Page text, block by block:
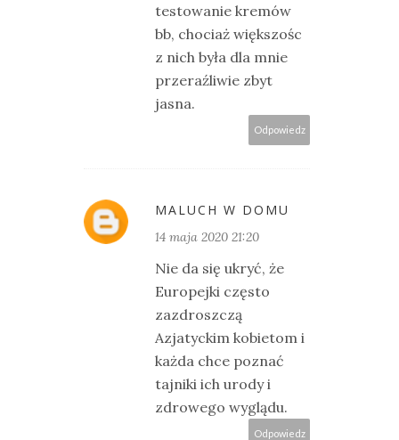
testowanie kremów
bb, chociaż większośc
z nich była dla mnie
przeraźliwie zbyt
jasna.
Odpowiedz
MALUCH W DOMU
14 maja 2020 21:20
Nie da się ukryć, że
Europejki często
zazdroszczą
Azjatyckim kobietom i
każda chce poznać
tajniki ich urody i
zdrowego wyglądu.
Odpowiedz